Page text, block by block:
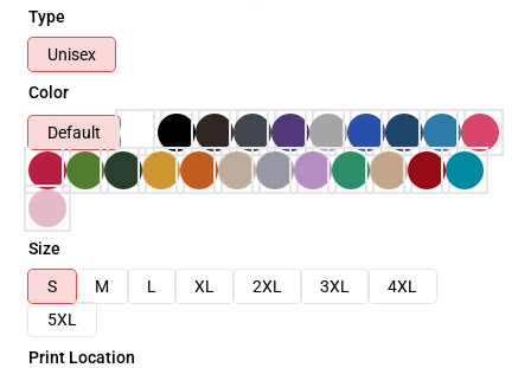
Type
Unisex
Color
Default
Size
S
M L XL 2XL 3XL
4XL
5XL
Print Location